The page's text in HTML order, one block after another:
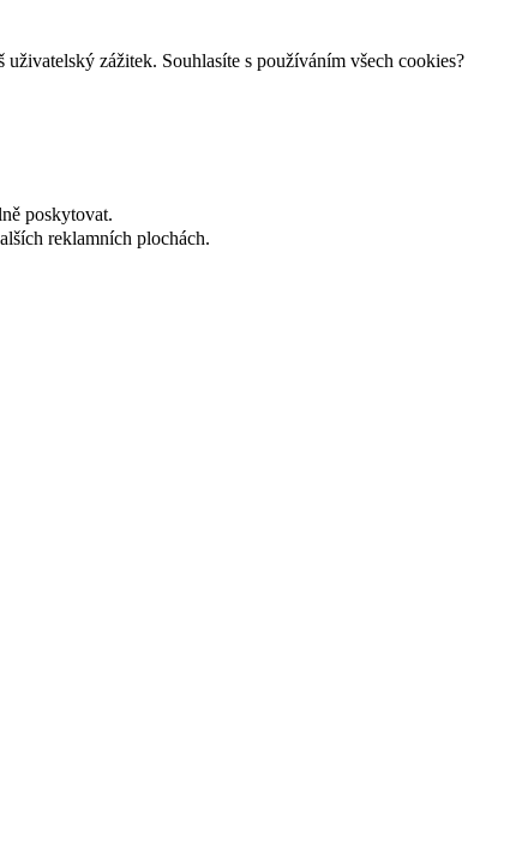
zážitek. Souhlasíte s používáním všech cookies?
poskytovat.
reklamních plochách.